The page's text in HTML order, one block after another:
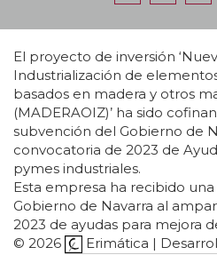
El proyecto de inversión
Industrialización de
basados en madera y otros
(MADERAOIZ)’ ha sido
subvención del Gobierno de
convocatoria de 2023 de
pymes industriales.
Esta empresa ha recibido
Gobierno de Navarra al
2023 de ayudas para mejora
© 2026
Erimática |